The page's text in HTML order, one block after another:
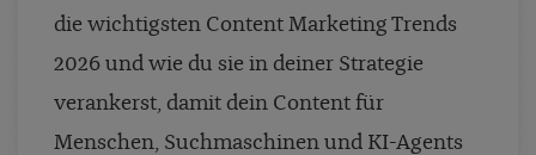
die wichtigsten Content Marketing Trends
2026 und wie du sie in deiner Strategie
verankerst, damit dein Content für
Menschen, Suchmaschinen und KI-Agents